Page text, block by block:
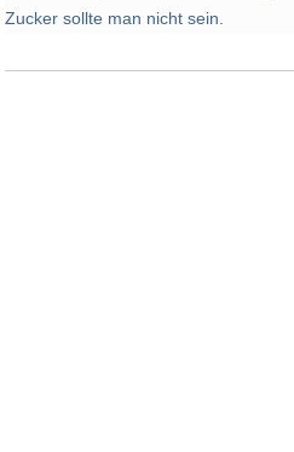
Zucker sollte man nicht sein.